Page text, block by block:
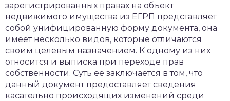
зарегистрированных правах на объект
недвижимого имущества из ЕГРП представляет
собой унифицированную форму документа, она
имеет несколько видов, которые отличаются
своим целевым назначением. К одному из них
относится и выписка при переходе прав
собственности. Суть её заключается в том, что
данный документ предоставляет сведения
касательно происходящих изменений среди